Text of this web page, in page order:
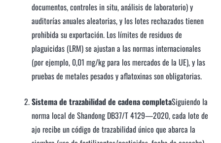
documentos, controles in situ, análisis de laboratorio) y
auditorías anuales aleatorias, y los lotes rechazados tienen
prohibida su exportación. Los límites de residuos de
plaguicidas (LRM) se ajustan a las normas internacionales
(por ejemplo, 0,01 mg/kg para los mercados de la UE), y las
pruebas de metales pesados ​​y aflatoxinas son obligatorias.
Sistema de trazabilidad de cadena completaSiguiendo la
norma local de Shandong DB37/T 4129—2020, cada lote de
ajo recibe un código de trazabilidad único que abarca la